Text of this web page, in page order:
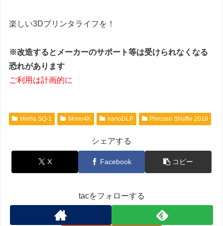
楽しい3Dプリンタライフを！
※改造するとメーカーのサポート等は受けられなくなる
恐れがあります
ご利用は計画的に
Hieha SQ-1 Mono4K nanoDLP Phrozen Shuffle 2018
シェアする
X Facebook コピー
tacをフォローする